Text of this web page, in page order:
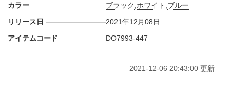
カラー
ブラック ホワイト ブルー
リリース日
2021年12月08日
アイテムコード
DO7993-447
2021-12-06 20:43:00 更新